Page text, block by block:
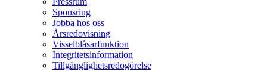
Sponsring
Jobba hos oss
Årsredovisning
Visselblåsarfunktion
Integritetsinformation
Tillgänglighetsredogörelse